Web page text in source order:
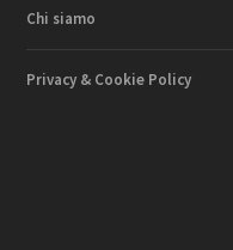
Chi siamo
Privacy & Cookie Policy